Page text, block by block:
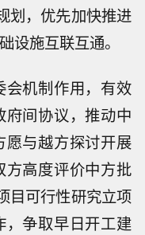
划，优先加快推进
设施互联互通。
会机制作用，有效
间协议，推动中
与越方探讨开展
高度评价中方批
目可行性研究立项
，争取早日开工建